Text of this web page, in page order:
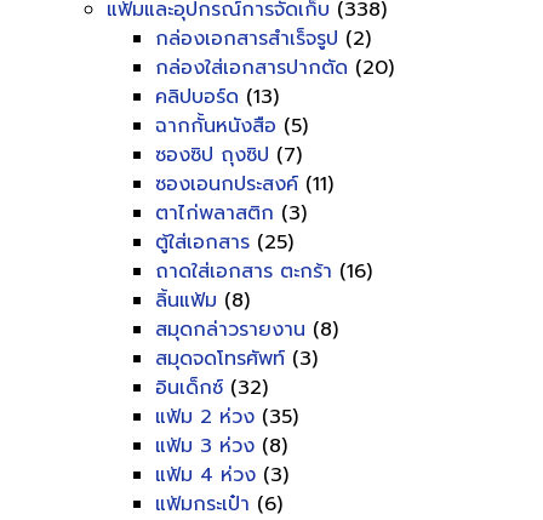
แฟ้มและอุปกรณ์การจัดเก็บ (338)
กล่องเอกสารสำเร็จรูป (2)
กล่องใส่เอกสารปากตัด (20)
คลิปบอร์ด (13)
ฉากกั้นหนังสือ (5)
ซองซิป ถุงซิป (7)
ซองเอนกประสงค์ (11)
ตาไก่พลาสติก (3)
ตู้ใส่เอกสาร (25)
ถาดใส่เอกสาร ตะกร้า (16)
ลิ้นแฟ้ม (8)
สมุดกล่าวรายงาน (8)
สมุดจดโทรศัพท์ (3)
อินเด็กซ์ (32)
แฟ้ม 2 ห่วง (35)
แฟ้ม 3 ห่วง (8)
แฟ้ม 4 ห่วง (3)
แฟ้มกระเป๋า (6)